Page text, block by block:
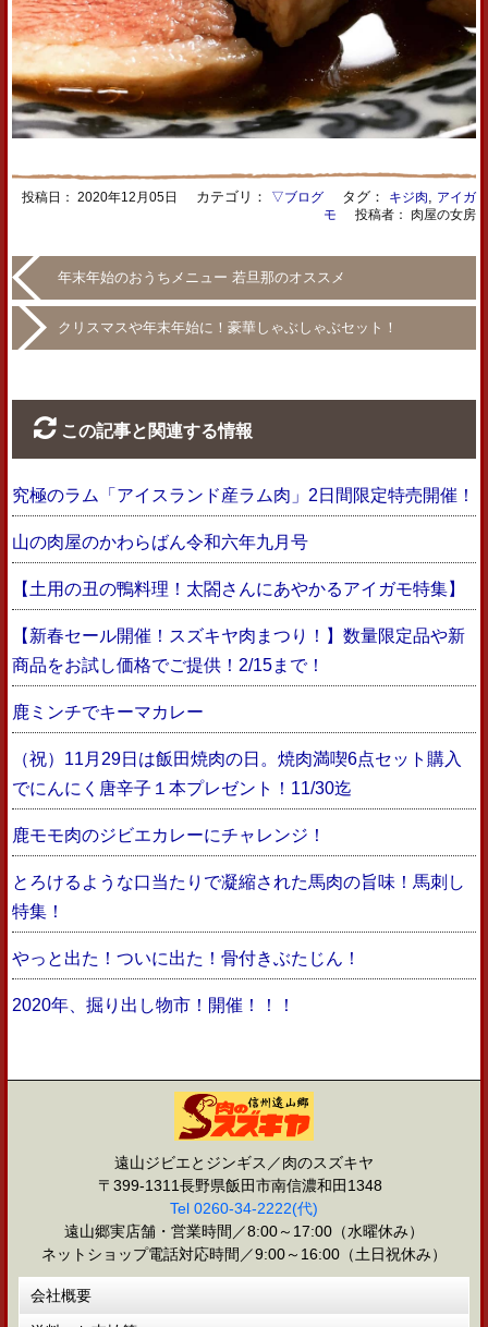
投稿日： 2020年12月05日 カテゴリ： ▽ブログタグ： キジ肉
アイガ
モ
投稿者： 肉屋の女房
年末年始のおうちメニュー 若旦那のオススメ
クリスマスや年末年始に！豪華しゃぶしゃぶセット！
この記事と関連する情報
究極のラム「アイスランド産ラム肉」2日間限定特売開催！
山の肉屋のかわらばん令和六年九月号
【土用の丑の鴨料理！太閤さんにあやかるアイガモ特集】
【新春セール開催！スズキヤ肉まつり！】数量限定品や新
商品をお試し価格でご提供！2/15まで！
鹿ミンチでキーマカレー
（祝）11月29日は飯田焼肉の日。焼肉満喫6点セット購入
でにんにく唐辛子１本プレゼント！11/30迄
鹿モモ肉のジビエカレーにチャレンジ！
とろけるような口当たりで凝縮された馬肉の旨味！馬刺し
特集！
やっと出た！ついに出た！骨付きぶたじん！
2020年、掘り出し物市！開催！！！
遠山ジビエとジンギス／肉のスズキヤ
〒399-1311長野県飯田市南信濃和田1348
Tel 0260-34-2222(代)
遠山郷実店舗・営業時間／8:00～17:00（水曜休み）
ネットショップ電話対応時間／9:00～16:00（土日祝休み）
会社概要